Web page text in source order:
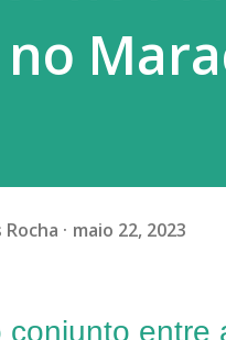
maio 22, 2023
conjunto entre